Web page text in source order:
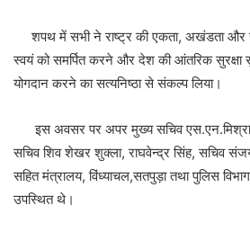
शपथ में सभी ने राष्ट्र की एकता, अखंडता और
स्वयं को समर्पित करने और देश की आंतरिक सुरक्षा
योगदान करने का सत्यनिष्ठा से संकल्प लिया।
इस अवसर पर अपर मुख्य सचिव
सचिव शिव शेखर शुक्ला, राघवेन्द्र सिंह, सचिव
सहित मंत्रालय, विंध्याचल,सतपुड़ा तथा पुलिस
उपस्थित थे।